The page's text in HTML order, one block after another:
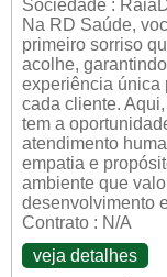
Sociedade :
Na RD Saúde,
primeiro sorriso
acolhe,
experiência única
cada cliente.
tem a
atendimento
empatia e
ambiente que
desenvolvimento
Contrato : N/A
veja detalhes